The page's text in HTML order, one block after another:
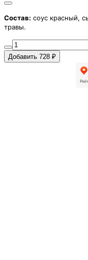
Состав: соус красный,
травы.
Добавить 728 ₽